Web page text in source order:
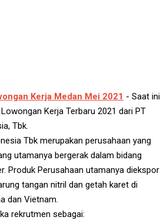
Kerja Medan Mei 2021 - Saat ini
Kerja Terbaru 2021 dari PT
Tbk.
Tbk merupakan perusahaan yang
utamanya bergerak dalam bidang
Produk Perusahaan utamanya diekspor
tangan nitril dan getah karet di
dan Vietnam.
rekrutmen sebagai: